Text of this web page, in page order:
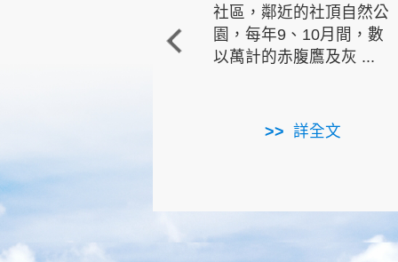
社區，鄰近的社頂自然公
園，每年9、10月間，數
以萬計的赤腹鷹及灰 ...
詳全文